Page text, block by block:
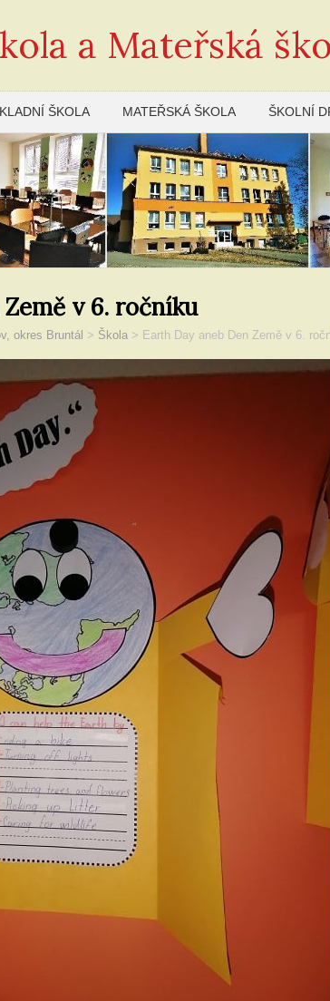
a Mateřská
ŠKOLA MATEŘSKÁ ŠKOLA ŠKOLNÍ
v 6. ročníku
okres Bruntál > Škola > Earth Day aneb Den Země v 6.